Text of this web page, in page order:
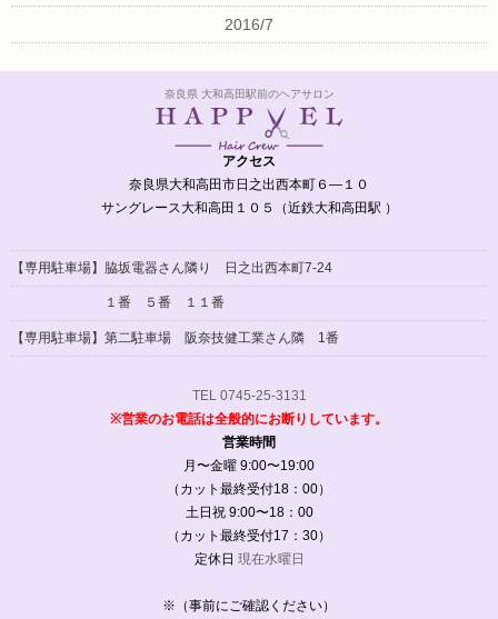
2016/7
奈良県 大和高田駅前のヘアサロン
アクセス
奈良県大和高田市日之出西本町６―１０
サングレース大和高田１０５（近鉄大和高田駅 ）
【専用駐車場】脇坂電器さん隣り 日之出西本町7-24
１番 ５番 １１番
【専用駐車場】 第二駐車場 阪奈技健工業さん隣 1番
TEL 0745-25-3131
※営業のお電話は全般的にお断りしています。
営業時間
月〜金曜 9:00〜19:00
（カット最終受付18：00）
土日祝 9:00〜18：00
（カット最終受付17：30）
定休日 現在水曜日
※（事前にご確認ください）